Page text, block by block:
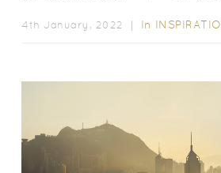
4th January, 2022 ｜ In